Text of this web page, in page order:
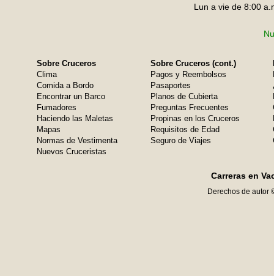
Lun a vie de 8:00
Sobre Cruceros
Clima
Comida a Bordo
Encontrar un Barco
Fumadores
Haciendo las Maletas
Mapas
Normas de Vestimenta
Nuevos Cruceristas
Sobre Cruceros (cont.)
Pagos y Reembolsos
Pasaportes
Planos de Cubierta
Preguntas Frecuentes
Propinas en los Cruceros
Requisitos de Edad
Seguro de Viajes
Carreras en
Derechos de autor